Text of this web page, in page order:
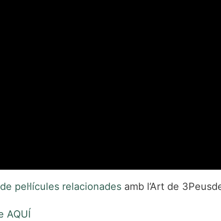
pel·lícules relacionades amb l’Art de
AQUÍ